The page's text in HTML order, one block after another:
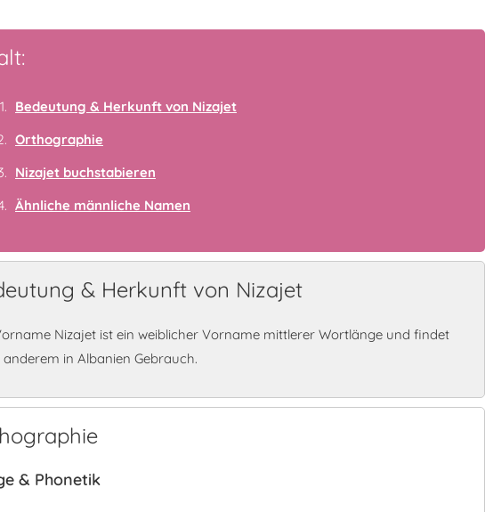
Bedeutung & Herkunft von Nizajet
Orthographie
Nizajet buchstabieren
Ähnliche männliche Namen
& Herkunft von Nizajet
Nizajet ist ein weiblicher Vorname mittlerer Wortlänge und findet
in Albanien Gebrauch.
& Phonetik